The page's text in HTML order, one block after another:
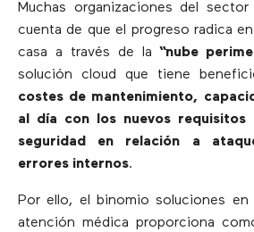
Muchas organizaciones del
cuenta de que el progreso radica
casa a través de la “nube
solución cloud que tiene
costes de mantenimiento,
al día con los nuevos
seguridad en relación a
errores internos.
Por ello, el binomio soluciones
atención médica proporciona